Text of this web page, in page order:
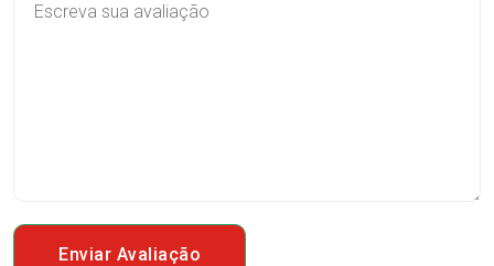
Enviar Avaliação